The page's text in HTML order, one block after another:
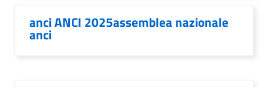
anci ANCI 2025assemblea nazionale
anci